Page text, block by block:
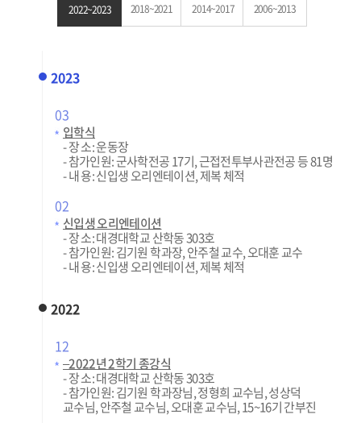
2022~2023 2018~2021 2014~2017 2006~2013
2023
03
입학식
- 장 소: 운동장
- 참가인원: 군사학전공 17기, 근접전투부사관전공 등 81명
- 내 용: 신입생 오리엔테이션, 제복 체적
02
신입생 오리엔테이션
- 장 소: 대경대학교 산학동 303호
- 참가인원: 김기원 학과장, 안주철 교수, 오대훈 교수
- 내 용: 신입생 오리엔테이션, 제복 체적
2022
12
–2022년 2학기 종강식
- 장 소: 대경대학교 산학동 303호
- 참가인원: 김기원 학과장님, 정형희 교수님, 성상덕
교수님, 안주철 교수님, 오대훈 교수님, 15~16기 간부진